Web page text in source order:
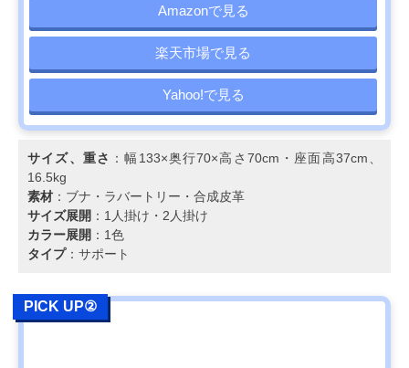
カリモク スタンダ
ードモダン 2人掛
ソファ 幅176.5㎝
UW2002
生活スタイルにあ
わせてカスタムが
可能
高さ69cm・座高
カリモク スタンダ
ードモダン 3人掛
ソファ 幅198cm
自然なS字で首ま
で支えるハイバッ
クの背もたれ
さ93cm・座高
39cm、40kg
楽天市場で見る
ソファ 幅144cm
WC1002
ルスタイルを現代
ソファ 幅204cm
高いモデル
38.5cm、49kg
Amazonで見る
楽天市場で見る
Yahoo!で見る
サイズ、重さ ：幅133×奥行70×高さ70cm・座面高37cm、
16.5kg
素材 ：ブナ・ラバートリー・合成皮革
サイズ展開 ：1人掛け・2人掛け
カラー展開 ：1色
タイプ：サポート
PICK UP②